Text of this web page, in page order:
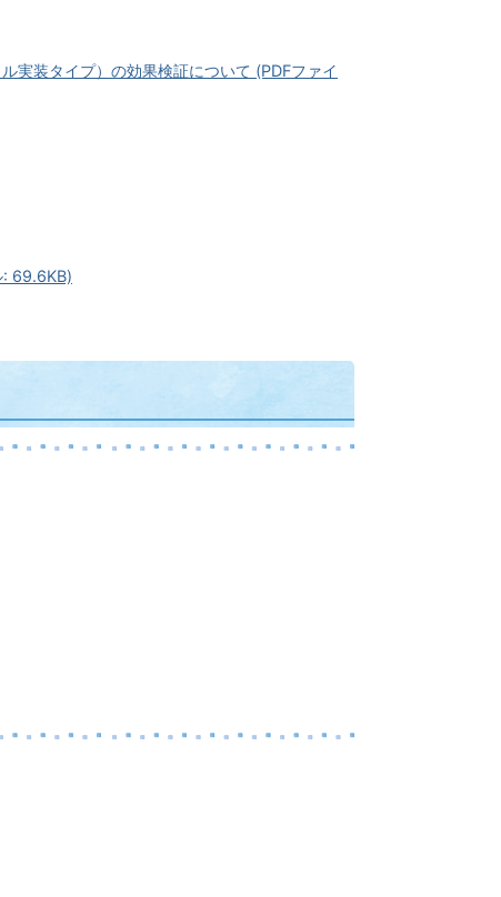
実装タイプ）の効果検証について (PDFファイ
: 69.6KB)